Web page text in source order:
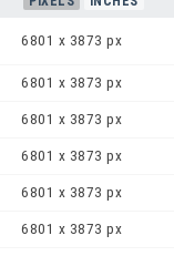
6801 x 3873 px
6801 x 3873 px
6801 x 3873 px
6801 x 3873 px
6801 x 3873 px
6801 x 3873 px